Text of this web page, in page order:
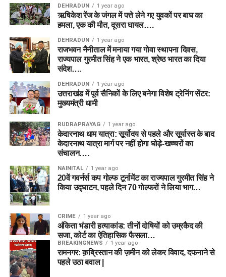
DEHRADUN 1 year ago
ऋषिकेश रेंज के जंगल में पत्ते लेने गए युवकों पर बाघ का
हमला, एक की मौत, दूसरा घायल….
DEHRADUN 1 year ago
राजभवन नैनीताल में मनाया गया गोवा स्थापना दिवस,
राज्यपाल गुरमीत सिंह ने एक भारत, श्रेष्ठ भारत का दिया
संदेश….
DEHRADUN 1 year ago
उत्तराखंड में पूर्व सैनिकों के लिए बनेगा विशेष ट्रेनिंग सेंटर:
मुख्यमंत्री धामी
RUDRAPRAYAG 1 year ago
केदारनाथ धाम यात्रा: सूर्योदय से पहले और सूर्यास्त के बाद
केदारनाथ यात्रा मार्ग पर नहीं होगा घोड़े-खच्चरों का
संचालन….
NAINITAL 1 year ago
20वें गवर्नर्स कप गोल्फ टूर्नामेंट का राज्यपाल गुरमीत सिंह ने
किया उद्घाटन, पहले दिन 70 गोल्फरों ने लिया भाग…
CRIME 1 year ago
अंकिता भंडारी हत्याकांड: तीनों दोषियों को उम्रकैद की
सजा, कोर्ट का ऐतिहासिक फैसला…
BREAKINGNEWS 1 year ago
रामनगर: क़ब्रिस्तान की ज़मीन को लेकर विवाद, दफनाने से
पहले उठा बवाल |